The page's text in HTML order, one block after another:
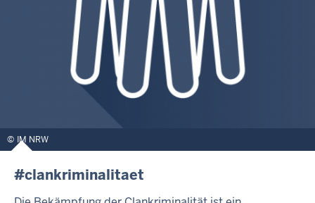
IM NRW
#clankriminalitaet